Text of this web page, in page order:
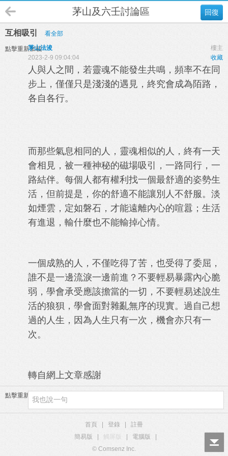
回復
茅山及六壬討論區
互相吸引 看全部
點擊重新加載 樓主
茅山法浚
收藏
2023-2-9 09:04:04
人與人之間，若靈魂不能發生共鳴，頻率不在同
步上，僅僅只是淺淺的遇見，終究會成為陌路，
各自各行。
而那些氣息相同的人，靈魂相似的人，終有一天
會相見，被一種神秘的磁場吸引，一路同行，一
路結伴。每個人都有權利找一個最舒適的姿勢生
活，但前提是，你的舒適不能讓別人不舒服。淡
如煙雲，定如磐石，才能遠離內心的喧囂；生活
有進退，輸什麼也不能輸掉心情。
一個成熟的人，不僅吃得了苦，也受得了委屈，
誰不是一邊流淚一邊前進？不要輕易暴露內心脆
弱，學會承受應該擔當的一切，不要輕易述說生
活的狼狽，學會面對雜亂無序的現實。過自己想
過的人生，因為人生只有一次，機會亦只有一
次。
轉自網上文章感謝
點擊重新加載
首頁 登錄
註冊
簡易版
觸屏版 電腦版
© Comsenz Inc.